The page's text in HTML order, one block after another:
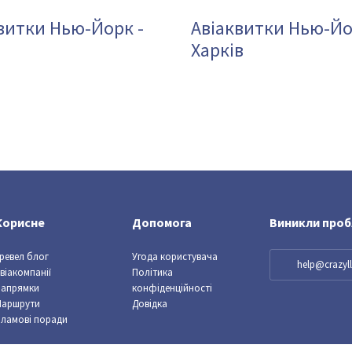
Нью-Йорк -
Авіаквитки Нью-
Харків
блог
поради
Допомога
Угода користувача
Політика
конфіденційності
Довідка
Виникли